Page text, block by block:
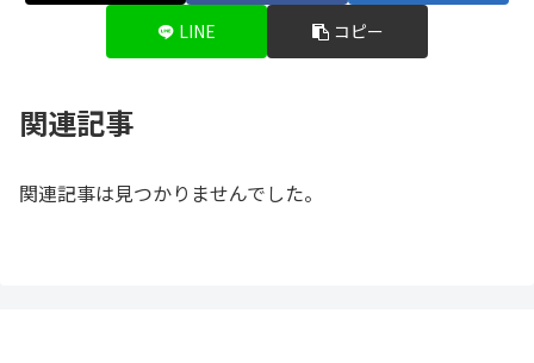
LINE コピー
関連記事
関連記事は見つかりませんでした。